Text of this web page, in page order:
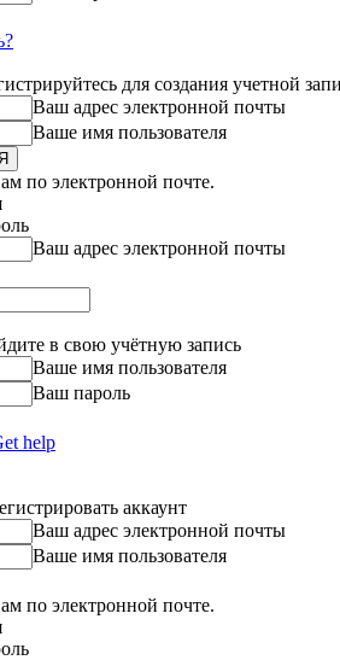
для создания учетной
Ваш адрес электронной почты
Ваше имя пользователя
по электронной почте.
Ваш адрес электронной почты
в свою учётную запись
Ваше имя пользователя
Ваш пароль
help
аккаунт
Ваш адрес электронной почты
Ваше имя пользователя
по электронной почте.